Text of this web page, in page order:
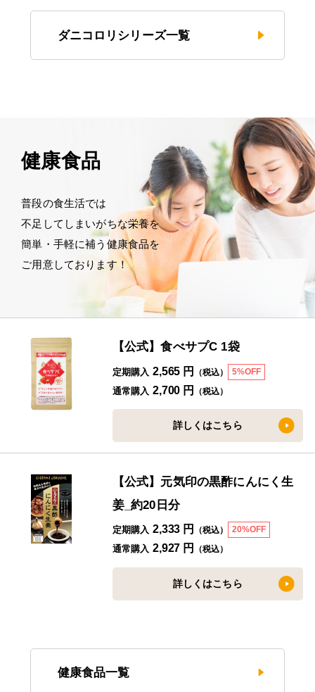
ダニコロリシリーズ一覧
健康食品
普段の食生活では
不足してしまいがちな栄養を
簡単・手軽に補う健康食品を
ご用意しております！
【公式】食べサプC 1袋
定期購入 2,565 円 （税込） 5%OFF
通常購入 2,700 円 （税込）
詳しくはこちら
【公式】元気印の黒酢にんにく生
姜_約20日分
定期購入 2,333 円 （税込） 20%OFF
通常購入 2,927 円 （税込）
詳しくはこちら
健康食品一覧